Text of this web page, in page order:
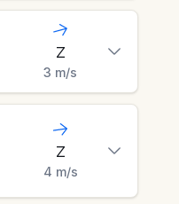
Z
3 m/s
Z
4 m/s